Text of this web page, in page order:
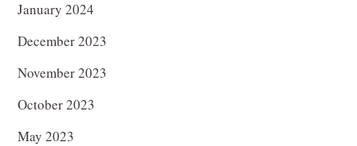
January 2024
December 2023
November 2023
October 2023
May 2023